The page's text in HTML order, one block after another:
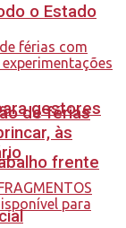
gestores
frente
o Estado
de férias
às